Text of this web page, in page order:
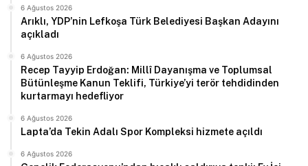
6 Ağustos 2026
Arıklı, YDP’nin Lefkoşa Türk Belediyesi Başkan Adayını
açıkladı
6 Ağustos 2026
Recep Tayyip Erdoğan: Millî Dayanışma ve Toplumsal
Bütünleşme Kanun Teklifi, Türkiye’yi terör tehdidinden
kurtarmayı hedefliyor
6 Ağustos 2026
Lapta’da Tekin Adalı Spor Kompleksi hizmete açıldı
6 Ağustos 2026